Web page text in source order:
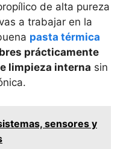
de alta pureza
a trabajar en la
pasta térmica
prácticamente
limpieza interna sin
sensores y